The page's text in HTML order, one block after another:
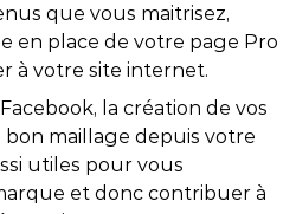
que vous maitrisez,
en place de votre page Pro
à votre site internet.
la création de vos
maillage depuis votre
utiles pour vous
et donc contribuer à